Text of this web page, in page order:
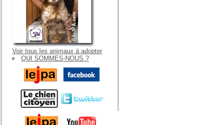
Voir tous les animaux à adopter
QUI SOMMES-NOUS ?